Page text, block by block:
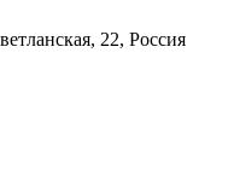
22, Россия